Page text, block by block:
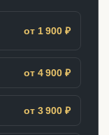
от 1 900 ₽
от 4 900 ₽
от 3 900 ₽